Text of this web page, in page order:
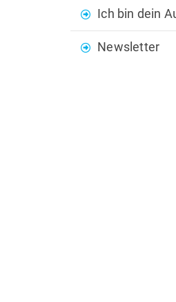
Ich bin dein
Newsletter